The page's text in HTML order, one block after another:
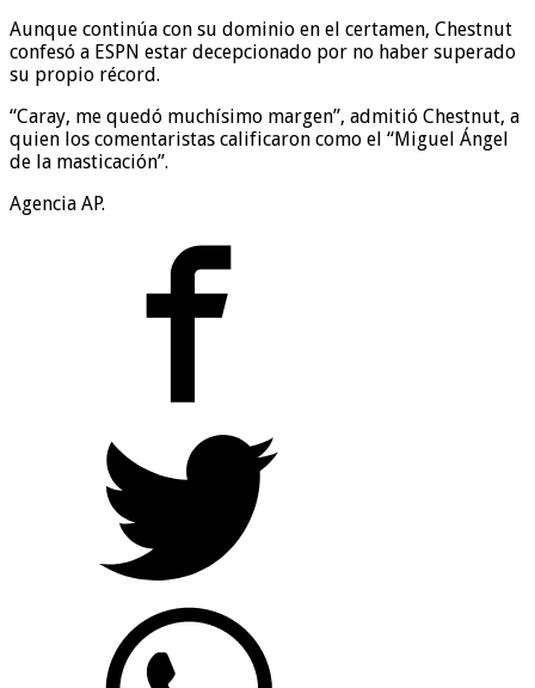
Aunque continúa con su dominio en el certamen, Chestnut
confesó a ESPN estar decepcionado por no haber superado
su propio récord.
“Caray, me quedó muchísimo margen”, admitió Chestnut, a
quien los comentaristas calificaron como el “Miguel Ángel
de la masticación”.
Agencia AP.